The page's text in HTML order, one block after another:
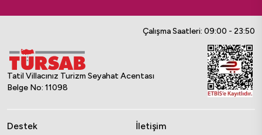
Çalışma Saatleri: 09:00 - 23:50
Tatil Villacınız Turizm Seyahat Acentası
Belge No: 11098
Destek İletişim